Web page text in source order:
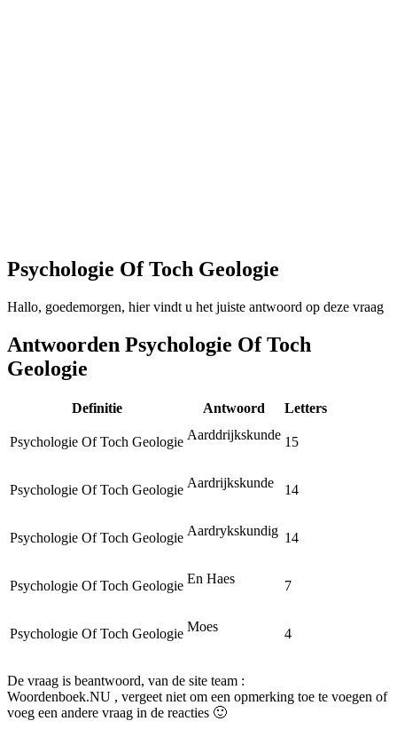
Psychologie Of Toch Geologie
Hallo, goedemorgen, hier vindt u het juiste antwoord op deze vraag
Antwoorden Psychologie Of Toch
Geologie
Definitie Antwoord Letters
Psychologie Of Toch Geologie Aarddrijkskunde 15
Psychologie Of Toch Geologie Aardrijkskunde 14
Psychologie Of Toch Geologie Aardrykskundig 14
Psychologie Of Toch Geologie En Haes 7
Psychologie Of Toch Geologie Moes 4
De vraag is beantwoord, van de site team :
Woordenboek.NU , vergeet niet om een opmerking toe te voegen of
voeg een andere vraag in de reacties 🙂